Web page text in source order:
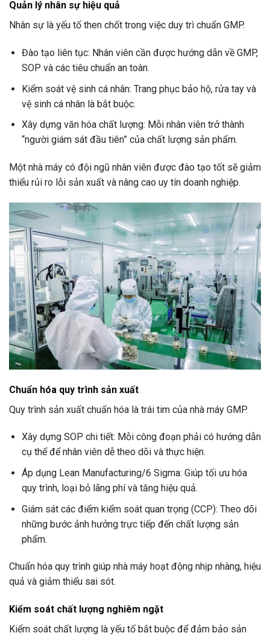
Quản lý nhân sự hiệu quả
Nhân sự là yếu tố then chốt trong việc duy trì chuẩn GMP.
Đào tạo liên tục: Nhân viên cần được hướng dẫn về GMP,
SOP và các tiêu chuẩn an toàn.
Kiểm soát vệ sinh cá nhân: Trang phục bảo hộ, rửa tay và
vệ sinh cá nhân là bắt buộc.
Xây dựng văn hóa chất lượng: Mỗi nhân viên trở thành
“người giám sát đầu tiên” của chất lượng sản phẩm.
Một nhà máy có đội ngũ nhân viên được đào tạo tốt sẽ giảm
thiểu rủi ro lỗi sản xuất và nâng cao uy tín doanh nghiệp.
Chuẩn hóa quy trình sản xuất
Quy trình sản xuất chuẩn hóa là trái tim của nhà máy GMP.
Xây dựng SOP chi tiết: Mỗi công đoạn phải có hướng dẫn
cụ thể để nhân viên dễ theo dõi và thực hiện.
Áp dụng Lean Manufacturing/6 Sigma: Giúp tối ưu hóa
quy trình, loại bỏ lãng phí và tăng hiệu quả.
Giám sát các điểm kiểm soát quan trọng (CCP): Theo dõi
những bước ảnh hưởng trực tiếp đến chất lượng sản
phẩm.
Chuẩn hóa quy trình giúp nhà máy hoạt động nhịp nhàng, hiệu
quả và giảm thiểu sai sót.
Kiểm soát chất lượng nghiêm ngặt
Kiểm soát chất lượng là yếu tố bắt buộc để đảm bảo sản